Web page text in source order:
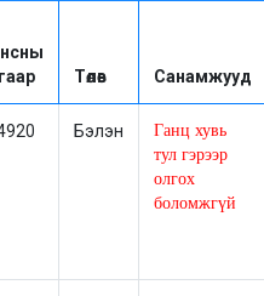
Төлөв Санамжууд
Бэлэн
Ганц хувь
тул гэрээр
олгох
боломжгүй